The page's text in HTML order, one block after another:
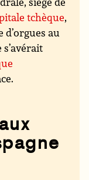
tchèque,
au